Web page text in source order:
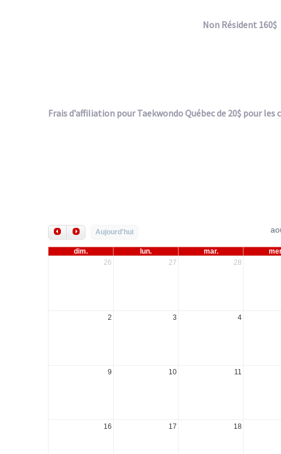
Non Résident 160$
Frais d’affiliation pour Taekwondo Québec de 20$ pour
Aujourd'hui
dim. lun. mar.
26
27 28
2 3 4
9 10 11
16 17 18